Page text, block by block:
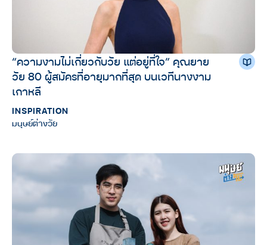
“ความงามไม่เกี่ยวกับวัย แต่อยู่ที่ใจ” คุณยาย
วัย 80 ผู้สมัครที่อายุมากที่สุด บนเวทีนางงาม
เกาหลี
INSPIRATION
มนุษย์ต่างวัย